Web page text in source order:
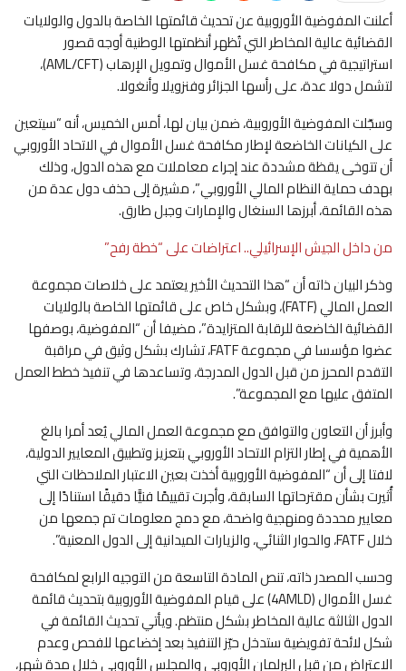
أعلنت المفوضية الأوروبية عن تحديث قائمتها الخاصة بالدول والولايات
القضائية عالية المخاطر التي تُظهر أنظمتها الوطنية أوجه قصور
استراتيجية في مكافحة غسل الأموال وتمويل الإرهاب (AML/CFT)،
لتشمل دولا عدة، على رأسها الجزائر وفنزويلا وأنغولا.
وسجّلت المفوضية الأوروبية، ضمن بيان لها، أمس الخميس، أنه “سيتعين
على الكيانات الخاضعة لإطار مكافحة غسل الأموال في الاتحاد الأوروبي
أن تتوخى يقظة مشددة عند إجراء معاملات مع هذه الدول، وذلك
بهدف حماية النظام المالي الأوروبي”، مشيرة إلى حذف دول عدة من
هذه القائمة، أبرزها السنغال والإمارات وجبل طارق.
من داخل الجيش الإسرائيلي.. اعتراضات على “خطة رفح”
وذكر البيان ذاته أن “هذا التحديث الأخير يعتمد على خلاصات مجموعة
العمل المالي (FATF)، وبشكل خاص على قائمتها الخاصة بالولايات
القضائية الخاضعة للرقابة المتزايدة”، مضيفا أن “المفوضية، بوصفها
عضوا مؤسسا في مجموعة FATF، تشارك بشكل وثيق في مراقبة
التقدم المحرز من قبل الدول المدرجة، وتساعدها في تنفيذ خطط العمل
المتفق عليها مع المجموعة”.
وأبرز أن التعاون والتوافق مع مجموعة العمل المالي يُعد أمرا بالغ
الأهمية في إطار التزام الاتحاد الأوروبي بتعزيز وتطبيق المعايير الدولية،
لافتا إلى أن “المفوضية الأوروبية أخذت بعين الاعتبار الملاحظات التي
أُثيرت بشأن مقترحاتها السابقة، وأجرت تقييمًا فنيًّا دقيقًا استنادًا إلى
معايير محددة ومنهجية واضحة، مع دمج معلومات تم جمعها من
خلال FATF، والحوار الثنائي، والزيارات الميدانية إلى الدول المعنية”.
وحسب المصدر ذاته، تنص المادة التاسعة من التوجيه الرابع لمكافحة
غسل الأموال (4AMLD) على قيام المفوضية الأوروبية بتحديث قائمة
الدول الثالثة عالية المخاطر بشكل منتظم. ويأتي تحديث القائمة في
شكل لائحة تفويضية ستدخل حيّز التنفيذ بعد إخضاعها للفحص وعدم
الاعتراض من قبل البرلمان الأوروبي والمجلس الأوروبي خلال مدة شهر،